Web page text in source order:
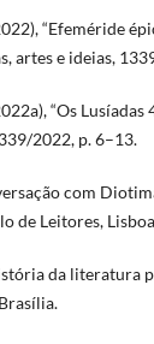
“Efeméride
artes e ideias,
“Os Lusíadas
2022, p. 6–13.
com
de Leitores,
da literatura